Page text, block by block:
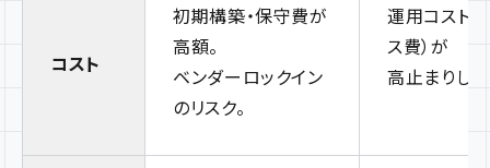
コスト
初期構築・保守費が
高額。
ベンダーロックイン
のリスク。
運用コスト（
ス費）が
高止まりしや